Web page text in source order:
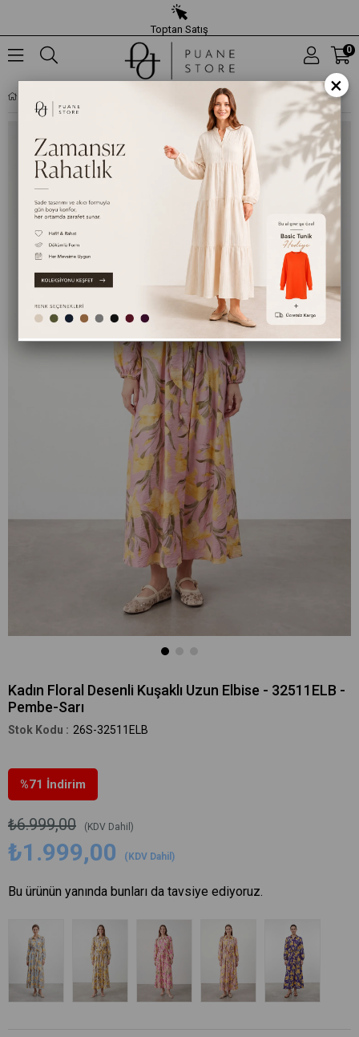
Toptan Satış
0
Kadın Floral Desenli Kuşaklı Uzun Elbise - 32511ELB -
Pembe-Sarı
26S-32511ELB
%71 İndirim
₺6.999,00 (KDV Dahil)
₺1.999,00 (KDV Dahil)
Bu ürünün yanında bunları da tavsiye ediyoruz.
×